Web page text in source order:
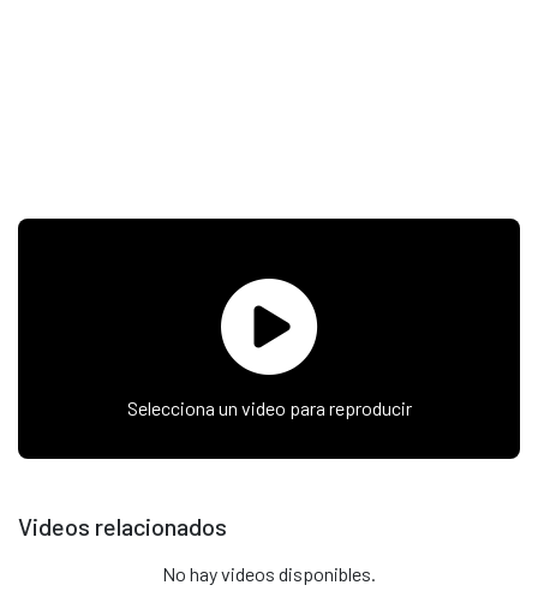
Selecciona un video para reproducir
Videos relacionados
No hay videos disponibles.